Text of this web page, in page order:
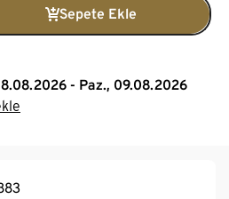
Sepete Ekle
- Paz., 09.08.2026